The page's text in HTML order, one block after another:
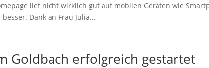
lief nicht wirklich gut auf mobilen Geräten wie
Dank an Frau Julia...
Goldbach erfolgreich gestartet